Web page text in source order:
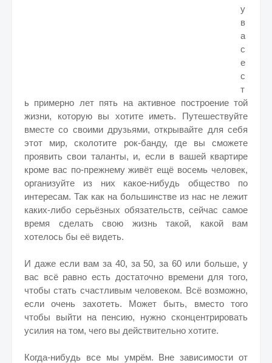
у
в
а
с
е
с
т
ь примерно лет пять на активное построение той
жизни, которую вы хотите иметь. Путешествуйте
вместе со своими друзьями, открывайте для себя
этот мир, сколотите рок-банду, где вы сможете
проявить свои таланты, и, если в вашей квартире
кроме вас по-прежнему живёт ещё восемь человек,
организуйте из них какое-нибудь общество по
интересам. Так как на большинстве из нас не лежит
каких-либо серьёзных обязательств, сейчас самое
время сделать свою жизнь такой, какой вам
хотелось бы её видеть.
И даже если вам за 40, за 50, за 60 или больше, у
вас всё равно есть достаточно времени для того,
чтобы стать счастливым человеком. Всё возможно,
если очень захотеть. Может быть, вместо того
чтобы выйти на пенсию, нужно сконцентрировать
усилия на том, чего вы действительно хотите.
Когда-нибудь все мы умрём. Вне зависимости от